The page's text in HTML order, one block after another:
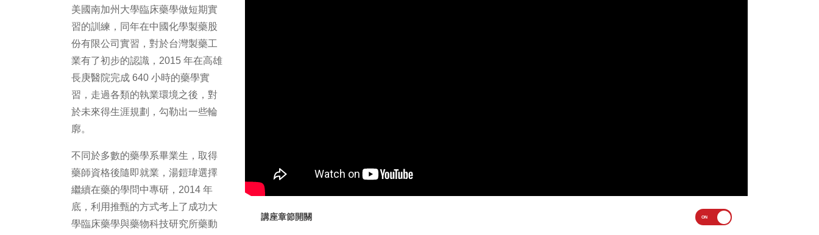
美國南加州大學臨床藥學做短期實
習的訓練，同年在中國化學製藥股
份有限公司實習，對於台灣製藥工
業有了初步的認識，2015 年在高雄
長庚醫院完成 640 小時的藥學實
習，走過各類的執業環境之後，對
於未來得生涯規劃，勾勒出一些輪
廓。
不同於多數的藥學系畢業生，取得
藥師資格後隨即就業，湯鎧瑋選擇
繼續在藥的學問中專研，2014 年
底，利用推甄的方式考上了成功大
學臨床藥學與藥物科技研究所藥動
講座章節開關